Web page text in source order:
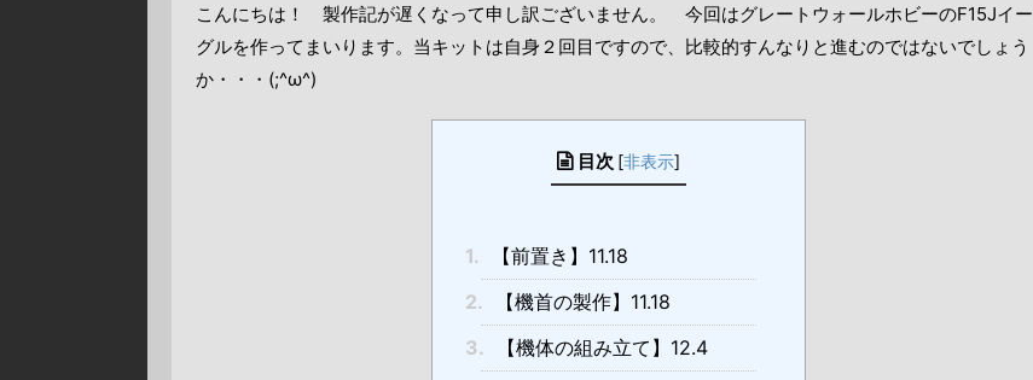
こんにちは！ 製作記が遅くなって申し訳ございません。 今回はグレートウォールホビーのF15Jイー
グルを作ってまいります。当キットは自身２回目ですので、比較的すんなりと進むのではないでしょう
か・・・(;^ω^)
目次 [非表示]
1.
【前置き】11.18
2.
【機首の製作】11.18
3.
【機体の組み立て】12.4